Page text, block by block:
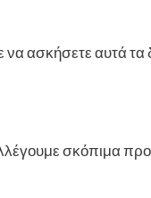
ασκήσετε αυτά τα
σκόπιμα